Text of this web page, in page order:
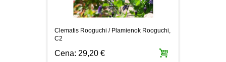
Clematis Rooguchi / Plamienok Rooguchi,
C2
Cena: 29,20 €